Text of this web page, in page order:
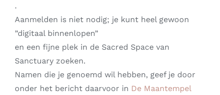
.
Aanmelden is niet nodig; je kunt heel gewoon
”digitaal binnenlopen”
en een fijne plek in de Sacred Space van
Sanctuary zoeken.
Namen die je genoemd wil hebben, geef je door
onder het bericht daarvoor in De Maantempel